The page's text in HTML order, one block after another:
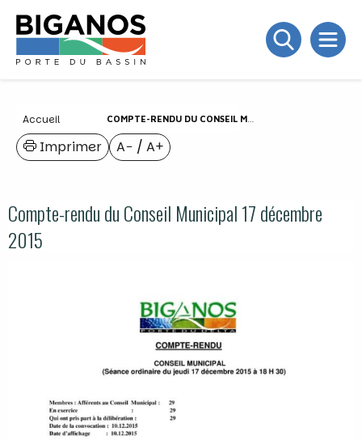
Accueil COMPTE-RENDU DU CONSEIL MUNICIPAL 17 DÉCEMBRE 2015
A− / A+
Imprimer
Compte-rendu du Conseil Municipal 17 décembre
2015